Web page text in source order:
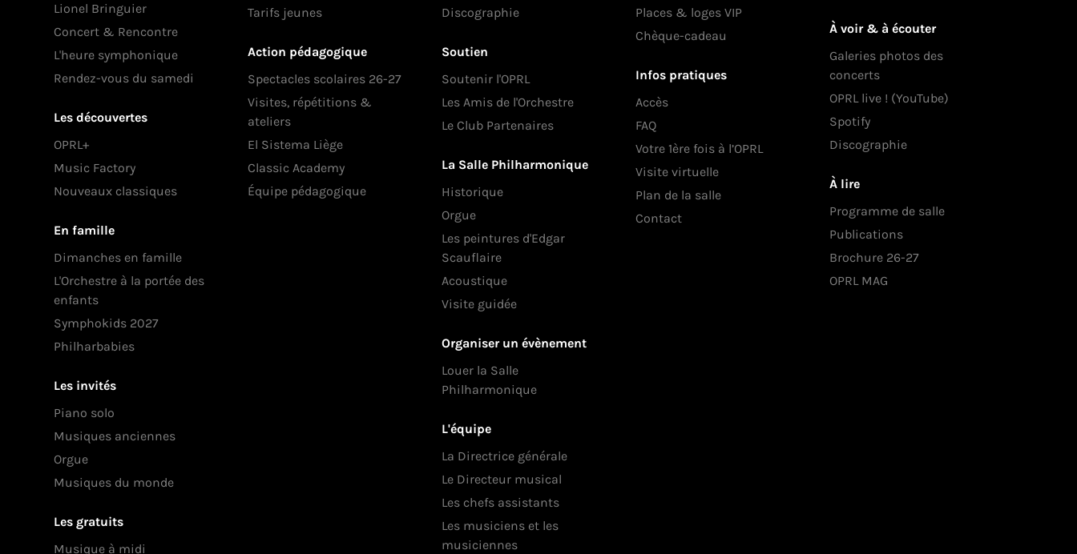
Lionel Bringuier
Concert & Rencontre
L'heure symphonique
Rendez-vous du samedi
Les découvertes
OPRL+
Music Factory
Nouveaux classiques
En famille
Dimanches en famille
L'Orchestre à la portée des
enfants
Symphokids 2027
Philharbabies
Les invités
Piano solo
Musiques anciennes
Orgue
Musiques du monde
Les gratuits
Musique à midi
Tarifs jeunes
Action pédagogique
Spectacles scolaires 26-27
Visites, répétitions &
ateliers
El Sistema Liège
Classic Academy
Équipe pédagogique
Discographie
Soutien
Soutenir l'OPRL
Les Amis de l'Orchestre
Le Club Partenaires
La Salle Philharmonique
Historique
Orgue
Les peintures d'Edgar
Scauflaire
Acoustique
Visite guidée
Organiser un évènement
Louer la Salle
Philharmonique
L'équipe
La Directrice générale
Le Directeur musical
Les chefs assistants
Les musiciens et les
musiciennes
Places & loges VIP
Chèque-cadeau
Infos pratiques
Accès
FAQ
Votre 1ère fois à l’OPRL
Visite virtuelle
Plan de la salle
Contact
À voir & à écouter
Galeries photos des
concerts
OPRL live ! (YouTube)
Spotify
Discographie
À lire
Programme de salle
Publications
Brochure 26-27
OPRL MAG